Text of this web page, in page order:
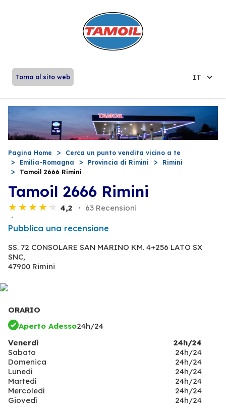
Torna al sito web IT
Pagina Home
Cerca un punto vendita vicino a te
Emilia-Romagna
Provincia di Rimini
Rimini
Tamoil 2666 Rimini
Tamoil 2666 Rimini
4,2 63 Recensioni
Pubblica una recensione
SS. 72 CONSOLARE SAN MARINO KM. 4+256 LATO SX
SNC,
47900 Rimini
ORARIO
Aperto Adesso24h/24
Venerdì
24h/24
Sabato
24h/24
Domenica
24h/24
Lunedì
24h/24
Martedì
24h/24
Mercoledì
24h/24
Giovedì
24h/24